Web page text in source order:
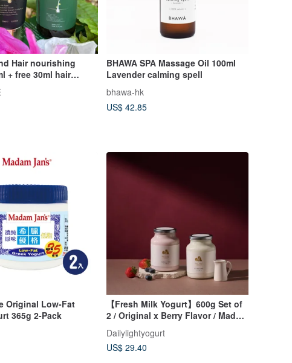
Hair nourishing
+ free 30ml hair
BHAWA SPA Massage Oil 100ml
Lavender calming spell
bhawa-hk
US$ 42.85
Original Low-Fat
365g 2-Pack
【Fresh Milk Yogurt】600g Set of
2 / Original x Berry Flavor / Made
Dailylightyogurt
US$ 29.40